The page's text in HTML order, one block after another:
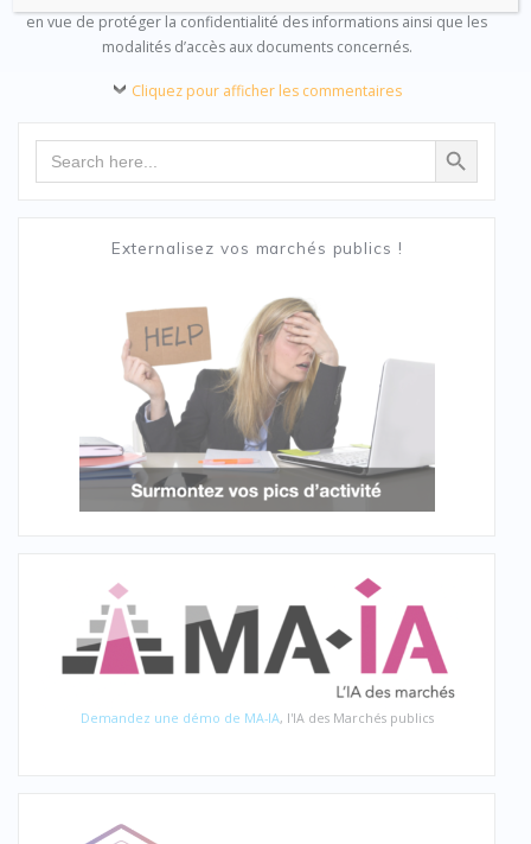
en vue de protéger la confidentialité des informations ainsi que les
modalités d’accès aux documents concernés.
Cliquez pour afficher les commentaires
Search Search Button
Externalisez vos marchés publics !
Demandez une démo de MA-IA, l'IA des Marchés publics